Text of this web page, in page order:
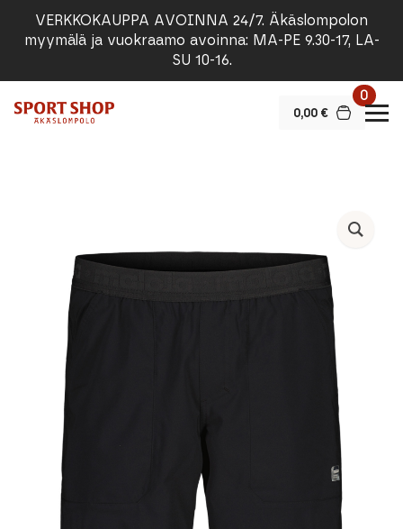
VERKKOKAUPPA AVOINNA 24/7. Äkäslompolon
myymälä ja vuokraamo avoinna: MA-PE 9.30-17, LA-
SU 10-16.
0,00 €
0